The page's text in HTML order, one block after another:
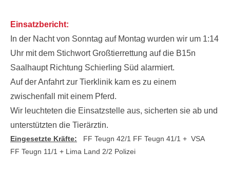
Einsatzbericht:
In der Nacht von Sonntag auf Montag wurden wir um 1:14
Uhr mit dem Stichwort Großtierrettung auf die B15n
Saalhaupt Richtung Schierling Süd alarmiert.
Auf der Anfahrt zur Tierklinik kam es zu einem
zwischenfall mit einem Pferd.
Wir leuchteten die Einsatzstelle aus, sicherten sie ab und
unterstützten die Tierärztin.
Eingesetzte Kräfte: FF Teugn 42/1 FF Teugn 41/1 + VSA
FF Teugn 11/1 + Lima Land 2/2 Polizei